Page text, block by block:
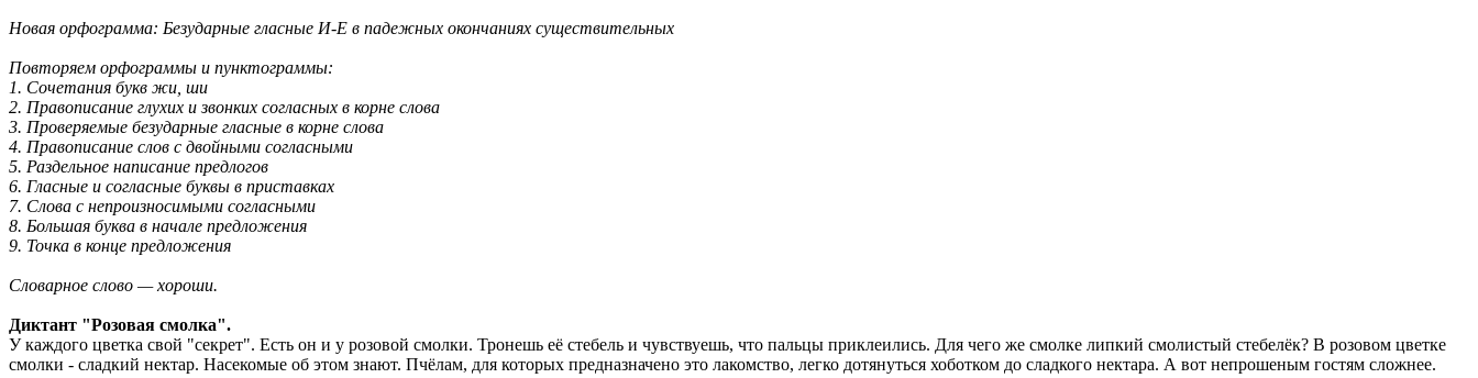
Новая орфограмма: Безударные гласные И-Е в падежных окончаниях существительных
Повторяем орфограммы и пунктограммы:
1. Сочетания букв жи, ши
2. Правописание глухих и звонких согласных в корне слова
3. Проверяемые безударные гласные в корне слова
4. Правописание слов с двойными согласными
5. Раздельное написание предлогов
6. Гласные и согласные буквы в приставках
7. Слова с непроизносимыми согласными
8. Большая буква в начале предложения
9. Точка в конце предложения
Словарное слово — хороши.
Диктант "Розовая смолка".
У каждого цветка свой "секрет". Есть он и у розовой смолки. Тронешь её стебель и чувствуешь, что пальцы приклеились. Для чего же смолке липкий смолистый стебелёк? В розовом цветке
смолки - сладкий нектар. Насекомые об этом знают. Пчёлам, для которых предназначено это лакомство, легко дотянуться хоботком до сладкого нектара. А вот непрошеным гостям сложнее.